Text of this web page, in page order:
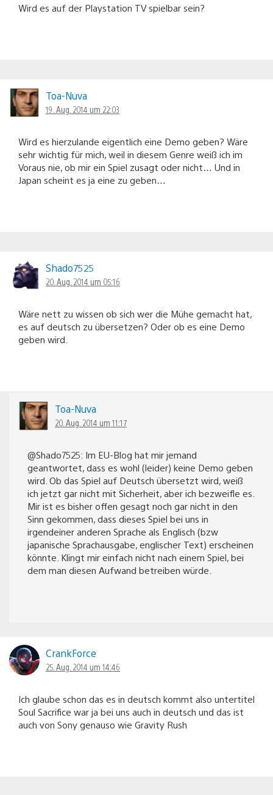
Wird es auf der Playstation TV spielbar sein?
Toa-Nuva
19. Aug. 2014 um 22:03
Wird es hierzulande eigentlich eine Demo geben? Wäre
sehr wichtig für mich, weil in diesem Genre weiß ich im
Voraus nie, ob mir ein Spiel zusagt oder nicht… Und in
Japan scheint es ja eine zu geben…
Shado7525
20. Aug. 2014 um 05:16
Wäre nett zu wissen ob sich wer die Mühe gemacht hat,
es auf deutsch zu übersetzen? Oder ob es eine Demo
geben wird.
Toa-Nuva
20. Aug. 2014 um 11:17
@Shado7525: Im EU-Blog hat mir jemand
geantwortet, dass es wohl (leider) keine Demo geben
wird. Ob das Spiel auf Deutsch übersetzt wird, weiß
ich jetzt gar nicht mit Sicherheit, aber ich bezweifle es.
Mir ist es bisher offen gesagt noch gar nicht in den
Sinn gekommen, dass dieses Spiel bei uns in
irgendeiner anderen Sprache als Englisch (bzw
japanische Sprachausgabe, englischer Text) erscheinen
könnte. Klingt mir einfach nicht nach einem Spiel, bei
dem man diesen Aufwand betreiben würde.
CrankForce
25. Aug. 2014 um 14:46
Ich glaube schon das es in deutsch kommt also untertitel
Soul Sacrifice war ja bei uns auch in deutsch und das ist
auch von Sony genauso wie Gravity Rush